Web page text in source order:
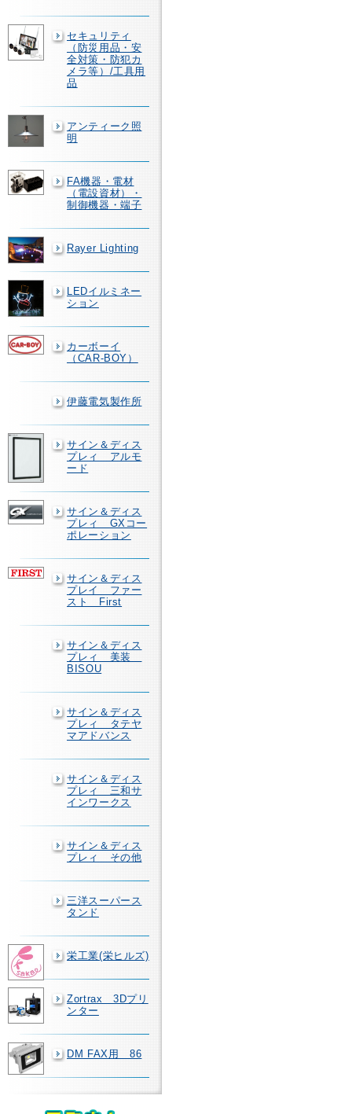
セキュリティ
（防災用品・安
全対策・防犯カ
メラ等）/工具用
品
アンティーク照
明
FA機器・電材
（電設資材）・
制御機器・端子
Rayer Lighting
LEDイルミネー
ション
カーボーイ
（CAR-BOY）
伊藤電気製作所
サイン＆ディス
プレィ アルモ
ード
サイン＆ディス
プレィ GXコー
ポレーション
サイン＆ディス
プレイ ファー
スト First
サイン＆ディス
プレィ 美装
BISOU
サイン＆ディス
プレィ タテヤ
マアドバンス
サイン＆ディス
プレィ 三和サ
インワークス
サイン＆ディス
プレィ その他
三洋スーパース
タンド
栄工業(栄ヒルズ)
Zortrax 3Dプリ
ンター
DM FAX用 86